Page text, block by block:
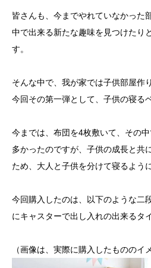
皆さんも、今までやれていなかった
中で出来る新たな趣味を見つけたり
す。
そんな中で、我が家では子供部屋作
今回その第一弾として、子供の寝る
今までは、布団を4枚敷いて、その
多かったのですが、子供の成長と共
ため、大人と子供を分けて寝るよう
今回購入したのは、以下のような二
にキャスターで出し入れの出来るタ
（画像は、実際に購入したもののイ